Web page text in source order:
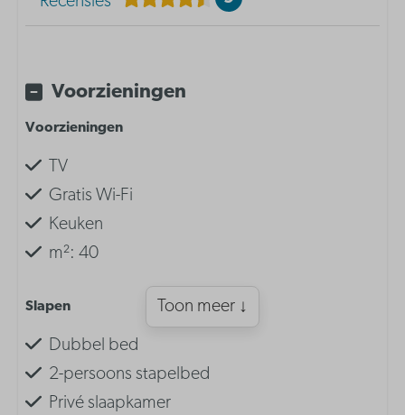
Voorzieningen
Voorzieningen
TV
Gratis Wi-Fi
Keuken
m²: 40
Slapen
Dubbel bed
2-persoons stapelbed
Privé slaapkamer
Toon meer ↓